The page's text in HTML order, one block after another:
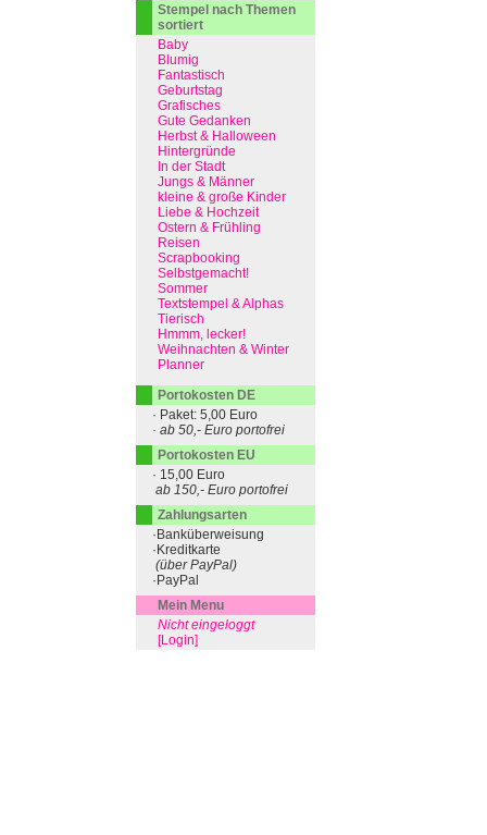
Stempel nach Themen
sortiert
Baby
Blumig
Fantastisch
Geburtstag
Grafisches
Gute Gedanken
Herbst & Halloween
Hintergründe
In der Stadt
Jungs & Männer
kleine & große Kinder
Liebe & Hochzeit
Ostern & Frühling
Reisen
Scrapbooking
Selbstgemacht!
Sommer
Textstempel & Alphas
Tierisch
Hmmm, lecker!
Weihnachten & Winter
Planner
Portokosten DE
· Paket: 5,00 Euro
· ab 50,- Euro portofrei
Portokosten EU
· 15,00 Euro
ab 150,- Euro portofrei
Zahlungsarten
·Banküberweisung
·Kreditkarte
(über PayPal)
·PayPal
Mein Menu
Nicht eingeloggt
[Login]